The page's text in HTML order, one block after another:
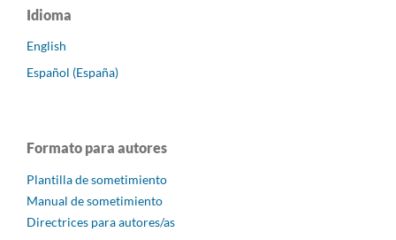
Idioma
English
Español (España)
Formato para autores
Plantilla de sometimiento
Manual de sometimiento
Directrices para autores/as